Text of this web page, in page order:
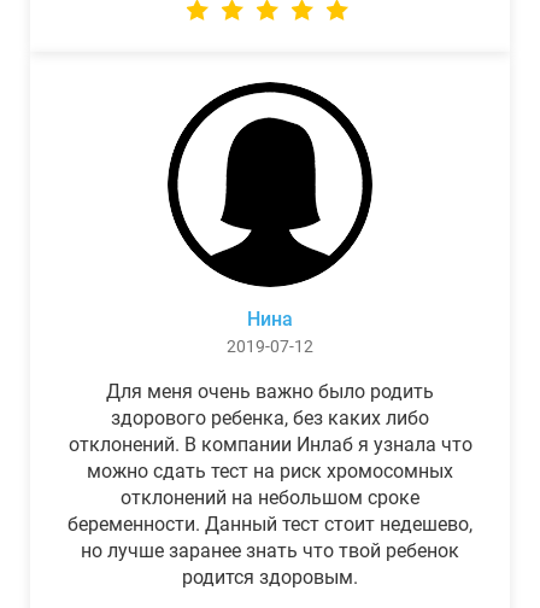
Нина
2019-07-12
Для меня очень важно было родить
здорового ребенка, без каких либо
отклонений. В компании Инлаб я узнала что
можно сдать тест на риск хромосомных
отклонений на небольшом сроке
беременности. Данный тест стоит недешево,
но лучше заранее знать что твой ребенок
родится здоровым.